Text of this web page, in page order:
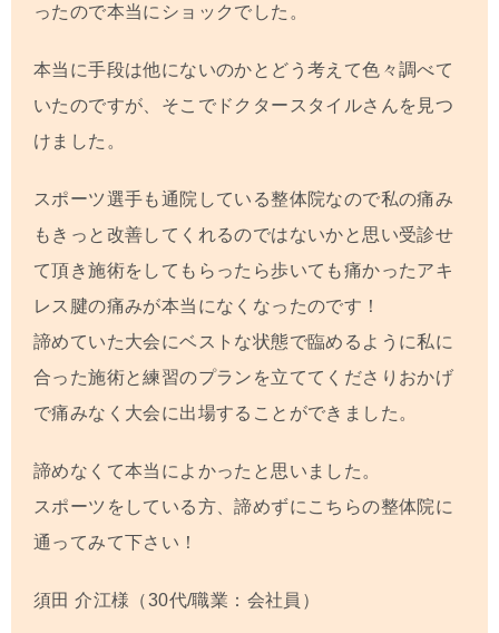
ったので本当にショックでした。
本当に手段は他にないのかとどう考えて色々調べて
いたのですが、そこでドクタースタイルさんを見つ
けました。
スポーツ選手も通院している整体院なので私の痛み
もきっと改善してくれるのではないかと思い受診せ
て頂き施術をしてもらったら歩いても痛かったアキ
レス腱の痛みが本当になくなったのです！
諦めていた大会にベストな状態で臨めるように私に
合った施術と練習のプランを立ててくださりおかげ
で痛みなく大会に出場することができました。
諦めなくて本当によかったと思いました。
スポーツをしている方、諦めずにこちらの整体院に
通ってみて下さい！
須田 介江様（30代/職業：会社員）